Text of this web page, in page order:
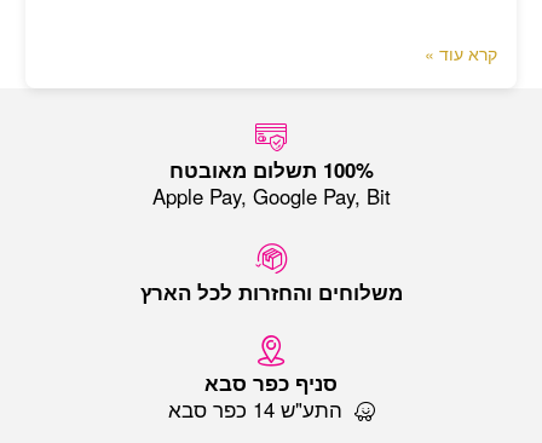
קרא עוד »
‏100% תשלום מאובטח
Apple Pay, Google Pay, Bit
משלוחים והחזרות לכל הארץ
סניף כפר סבא
התע"ש 14 כפר סבא